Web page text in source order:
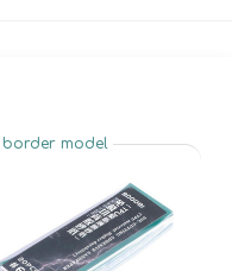
border model